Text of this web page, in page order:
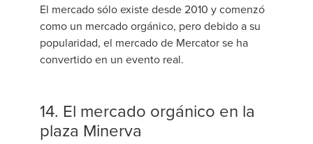
El mercado sólo existe desde 2010 y comenzó
como un mercado orgánico, pero debido a su
popularidad, el mercado de Mercator se ha
convertido en un evento real.
14. El mercado orgánico en la
plaza Minerva